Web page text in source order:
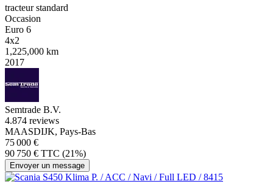
tracteur standard
Occasion
Euro 6
4x2
1,225,000 km
2017
Semtrade B.V.
4.874 reviews
MAASDIJK, Pays-Bas
75 000 €
90 750 € TTC (21%)
Envoyer un message